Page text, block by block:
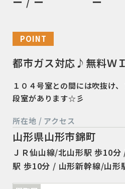
POINT
都市ガス対応♪無料Ｗ
１０４号室との間には吹抜け
段室があります☆彡
所在地 / アクセス
山形県山形市錦町
ＪＲ仙山線/北山形駅 歩10
駅 歩10分 / 山形新幹線/山形